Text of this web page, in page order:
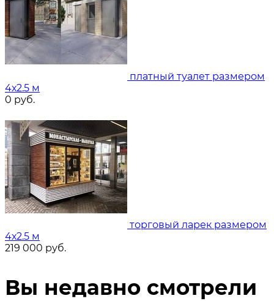
платный туалет размером
4х2.5 м
0 руб.
торговый ларек размером
4х2.5 м
219 000 руб.
Вы недавно смотрели